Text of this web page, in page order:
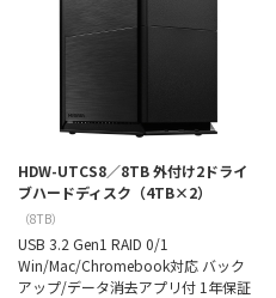
HDW-UTCS8／8TB 外付け2ドライ
ブハードディスク（4TB×2）
（8TB）
USB 3.2 Gen1 RAID 0/1
Win/Mac/Chromebook対応 バック
アップ/データ消去アプリ付 1年保証